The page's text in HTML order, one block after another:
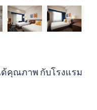
ด้คุณภาพ กับโรงแรม